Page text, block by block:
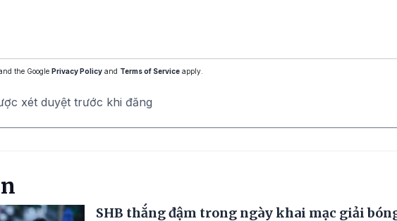
the Google Privacy Policy and Terms of Service apply.
xét duyệt trước khi đăng
SHB thắng đậm trong ngày khai mạc giải